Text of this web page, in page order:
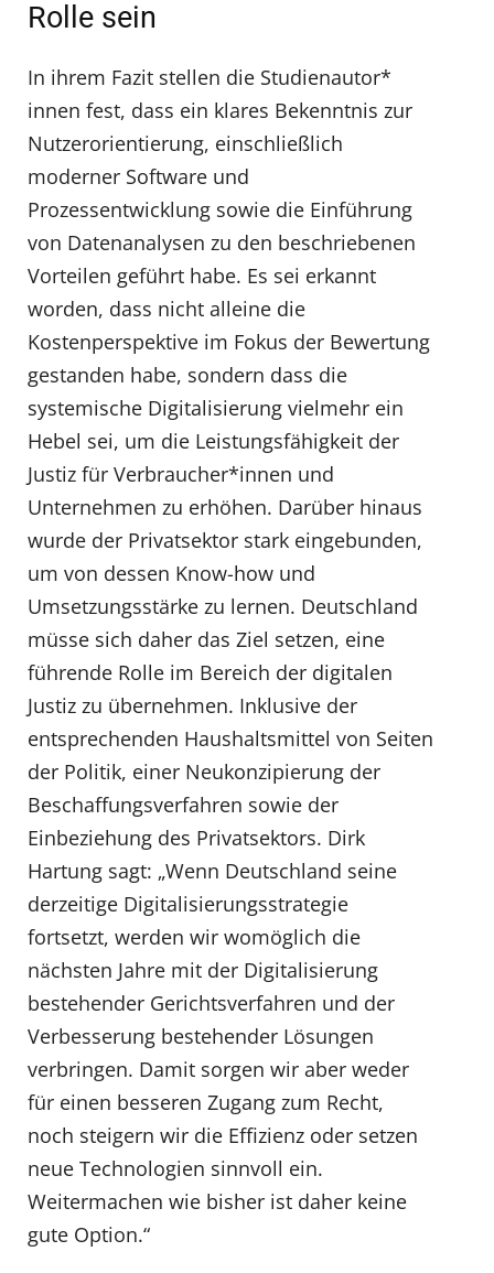
Rolle sein
In ihrem Fazit stellen die Studienautor*
innen fest, dass ein klares Bekenntnis zur
Nutzerorientierung, einschließlich
moderner Software und
Prozessentwicklung sowie die Einführung
von Datenanalysen zu den beschriebenen
Vorteilen geführt habe. Es sei erkannt
worden, dass nicht alleine die
Kostenperspektive im Fokus der Bewertung
gestanden habe, sondern dass die
systemische Digitalisierung vielmehr ein
Hebel sei, um die Leistungsfähigkeit der
Justiz für Verbraucher*innen und
Unternehmen zu erhöhen. Darüber hinaus
wurde der Privatsektor stark eingebunden,
um von dessen Know-how und
Umsetzungsstärke zu lernen. Deutschland
müsse sich daher das Ziel setzen, eine
führende Rolle im Bereich der digitalen
Justiz zu übernehmen. Inklusive der
entsprechenden Haushaltsmittel von Seiten
der Politik, einer Neukonzipierung der
Beschaffungsverfahren sowie der
Einbeziehung des Privatsektors. Dirk
Hartung sagt: „Wenn Deutschland seine
derzeitige Digitalisierungsstrategie
fortsetzt, werden wir womöglich die
nächsten Jahre mit der Digitalisierung
bestehender Gerichtsverfahren und der
Verbesserung bestehender Lösungen
verbringen. Damit sorgen wir aber weder
für einen besseren Zugang zum Recht,
noch steigern wir die Effizienz oder setzen
neue Technologien sinnvoll ein.
Weitermachen wie bisher ist daher keine
gute Option.“